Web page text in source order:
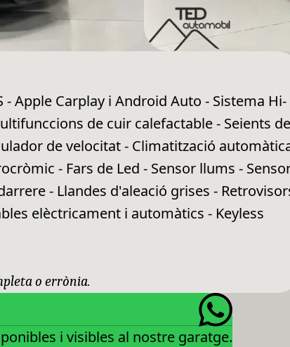
Apple Carplay i Android Auto - Sistema Hi-
de cuir calefactable - Seients de
de velocitat - Climatització
- Fars de Led - Sensor llums -
- Llandes d'aleació grises -
elèctricament i automàtics - Keyless
o errònia.
i visibles al nostre garatge.